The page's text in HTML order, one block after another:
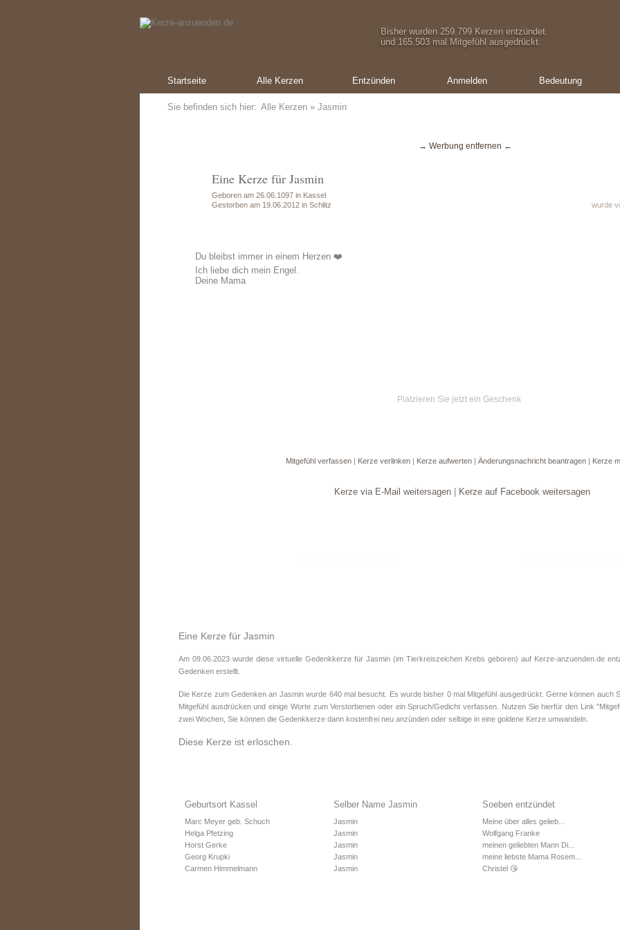
Bisher wurden 259.799 Kerzen entzündet
und 165.503 mal Mitgefühl ausgedrückt.
Startseite Alle Kerzen Entzünden Anmelden Bedeutung
Sie befinden sich hier: Alle Kerzen » Jasmin
→ Werbung entfernen ←
Eine Kerze für Jasmin
Geboren am 26.06.1097 in Kassel
Gestorben am 19.06.2012 in Schlitz
wurde
Du bleibst immer in einem Herzen ❤️
Ich liebe dich mein Engel.
Deine Mama
Platzieren Sie jetzt ein Geschenk
Mitgefühl verfassen | Kerze verlinken | Kerze aufwerten | Änderungsnachricht beantragen | Kerze
Kerze via E-Mail weitersagen Kerze auf Facebook weitersagen
Eine Kerze für Jasmin
Am 09.06.2023 wurde diese virtuelle Gedenkkerze für Jasmin (im Tierkreiszeichen Krebs geboren) auf Kerze-anzuenden.de
Gedenken erstellt.
Die Kerze zum Gedenken an Jasmin wurde 640 mal besucht. Es wurde bisher 0 mal Mitgefühl ausgedrückt. Gerne können auch
Mitgefühl ausdrücken und einige Worte zum Verstorbenen oder ein Spruch/Gedicht verfassen. Nutzen Sie hierfür den Link
zwei Wochen, Sie können die Gedenkkerze dann kostenfrei neu anzünden oder selbige in eine goldene Kerze umwandeln.
Diese Kerze ist erloschen.
Geburtsort Kassel
Marc Meyer geb. Schuch
Helga Pfetzing
Horst Gerke
Georg Krupki
Carmen Himmelmann
Selber Name Jasmin
Jasmin
Jasmin
Jasmin
Jasmin
Jasmin
Soeben entzündet
Meine über alles gelieb...
Wolfgang Franke
meinen geliebten Mann Di...
meine liebste Mama Rosem...
Christel 😘